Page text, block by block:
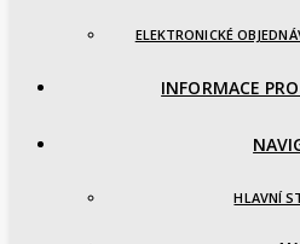
ELEKTRONICKÉ
INFORMACE
HLAVNÍ